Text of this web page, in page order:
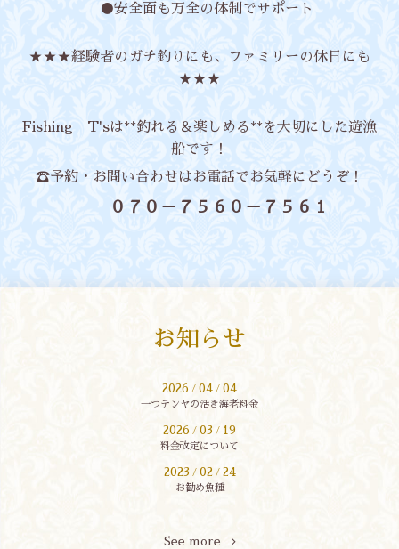
●安全面も万全の体制でサポート
★★★経験者のガチ釣りにも、ファミリーの休日にも
★★★
Fishing T'sは**釣れる＆楽しめる**を大切にした遊漁
船です！
☎予約・お問い合わせはお電話でお気軽にどうぞ！
０７０－７５６０－７５６１
お知らせ
2026 / 04 / 04
一つテンヤの活き海老料金
2026 / 03 / 19
料金改定について
2023 / 02 / 24
お勧め魚種
See more